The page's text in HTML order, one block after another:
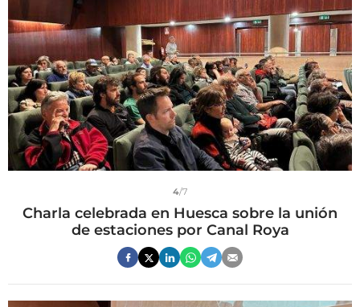
4/7
Charla celebrada en Huesca sobre la unión
de estaciones por Canal Roya